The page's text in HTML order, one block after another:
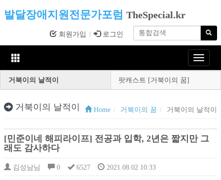
발달장애지원전문가포럼 TheSpecial.kr
회원가입 로그인
Toggle
거북이의 날적이
팟캐스트 [거북이의 꿈]
거북이의 날적이 Home 거북이의 꿈 거북이의 날적이
[민준이네 해피라이프] 전공과 입학, 2년은 짧지만 그
래도 감사하다
김성남님 0 6527 2021.08.02 10:33